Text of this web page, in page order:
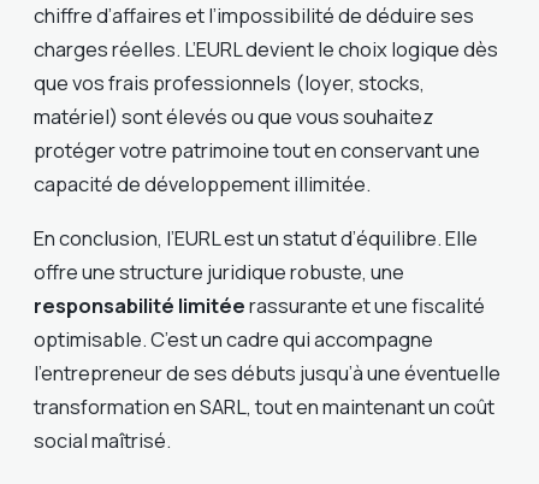
chiffre d’affaires et l’impossibilité de déduire ses
charges réelles. L’EURL devient le choix logique dès
que vos frais professionnels (loyer, stocks,
matériel) sont élevés ou que vous souhaitez
protéger votre patrimoine tout en conservant une
capacité de développement illimitée.
En conclusion, l’EURL est un statut d’équilibre. Elle
offre une structure juridique robuste, une
responsabilité limitéerassurante et une fiscalité
optimisable. C’est un cadre qui accompagne
l’entrepreneur de ses débuts jusqu’à une éventuelle
transformation en SARL, tout en maintenant un coût
social maîtrisé.